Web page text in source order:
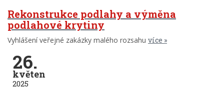
Rekonstrukce podlahy a výměna
podlahové krytiny
Vyhlášení veřejné zakázky malého rozsahu více
26.
květen
2025